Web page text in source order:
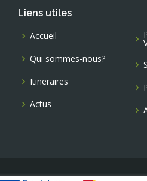
Liens utiles
Accueil
Qui sommes-nous?
Itineraires
Actus